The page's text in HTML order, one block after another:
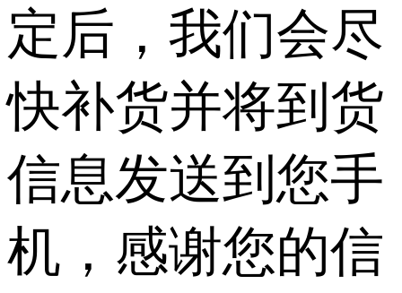
定后，我们会尽
快补货并将到货
信息发送到您手
机，感谢您的信